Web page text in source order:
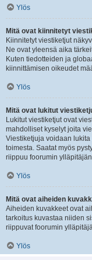
Ylös
Mitä ovat kiinnitetyt
Kiinnitetyt viestiketjut
Ne ovat yleensä aika
Kuten tiedotteiden ja
kiinnittämisen oikeudet
Ylös
Mitä ovat lukitut
Lukitut viestiketjut ovat
mahdolliset kyselyt joita
Viestiketjuja voidaan
toimesta. Saatat myös
riippuu foorumin
Ylös
Mitä ovat aiheiden
Aiheiden kuvakkeet ovat
tarkoitus kuvastaa niiden
riippuvat foorumin
Ylös